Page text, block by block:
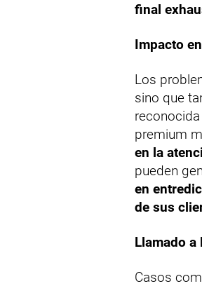
final
Impacto
Los
sino que
premium
en la
pueden
en
de sus
Llamado a
Casos